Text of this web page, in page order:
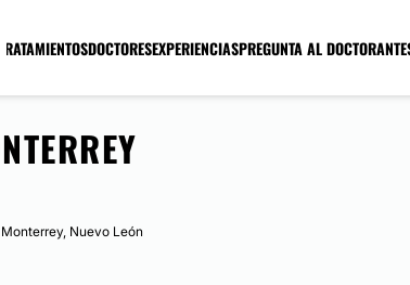
TRATAMIENTOSDOCTORESEXPERIENCIASPREGUNTA AL DOCTOR
Nuevo León